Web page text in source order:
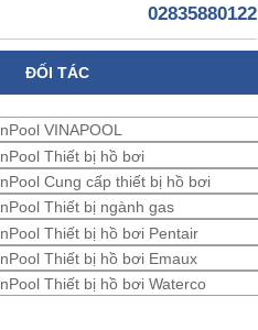
02835880122
ĐỐI TÁC